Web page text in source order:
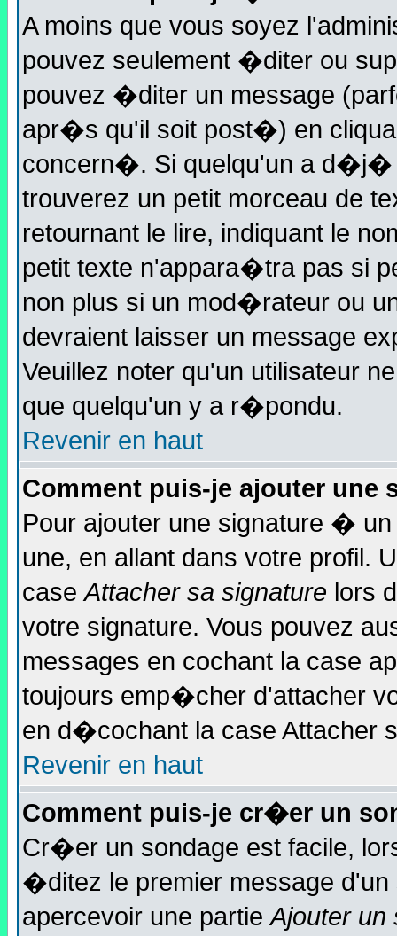
A moins que vous soyez
pouvez seulement �diter ou
pouvez �diter un message
apr�s qu'il soit post�) en
concern�. Si quelqu'un a
trouverez un petit morceau de
retournant le lire, indiquant le
petit texte n'appara�tra pas si
non plus si un mod�rateur ou
devraient laisser un message
Veuillez noter qu'un utilisateur
que quelqu'un y a r�pondu.
Revenir en haut
Comment puis-je ajouter une
Pour ajouter une signature �
une, en allant dans votre
caseAttacher sa signature lors
votre signature. Vous pouvez
messages en cochant la case
toujours emp�cher d'attacher
en d�cochant la case Attacher
Revenir en haut
Comment puis-je cr�er un
Cr�er un sondage est facile,
�ditez le premier message
apercevoir une partieAjouter un